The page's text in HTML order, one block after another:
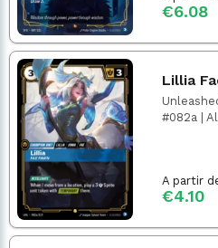
€6.08
Lillia
#082a |
A partir
€4.10